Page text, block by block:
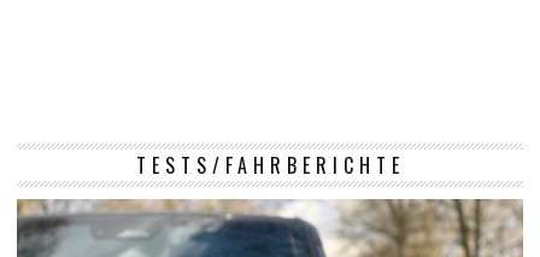
TESTS/FAHRBERICHTE